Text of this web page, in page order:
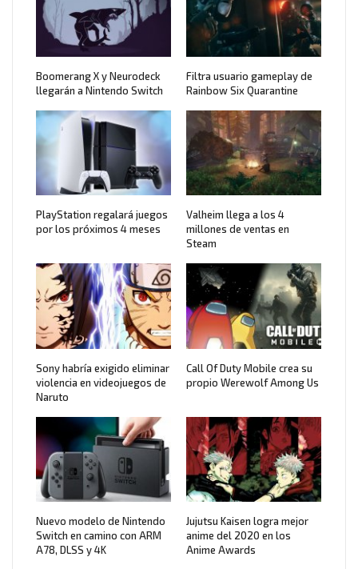
Boomerang X y Neurodeck
llegarán a Nintendo Switch
Filtra usuario gameplay de
Rainbow Six Quarantine
PlayStation regalará juegos
por los próximos 4 meses
Valheim llega a los 4
millones de ventas en
Steam
Sony habría exigido eliminar
violencia en videojuegos de
Naruto
Call Of Duty Mobile crea su
propio Werewolf Among Us
Nuevo modelo de Nintendo
Switch en camino con ARM
A78, DLSS y 4K
Jujutsu Kaisen logra mejor
anime del 2020 en los
Anime Awards